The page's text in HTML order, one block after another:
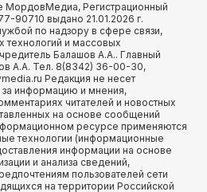
МордовМедиа, Регистрационный
90710 выдано 21.01.2026 г.
по надзору в сфере связи,
технологий и массовых
Балашов А.А.. Главный
А.А. Тел. 8(8342) 36-00-30,
Редакция не несет
за информацию и мнения,
читателей и новостных
на основе сообщений
ресурсе применяются
технологии (информационные
информации на основе
и анализа сведений,
пользователей сети
на территории Российской